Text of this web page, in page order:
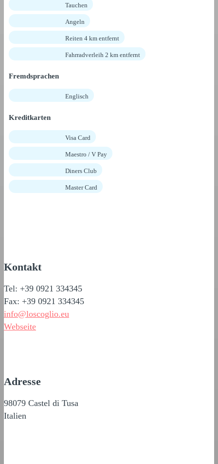
Tauchen
Angeln
Reiten 4 km entfernt
Fahrradverleih 2 km entfernt
Fremdsprachen
Englisch
Kreditkarten
Visa Card
Maestro / V Pay
Diners Club
Master Card
Kontakt
Tel: +39 0921 334345
Fax: +39 0921 334345
info@loscoglio.eu
Webseite
Adresse
98079 Castel di Tusa
Italien